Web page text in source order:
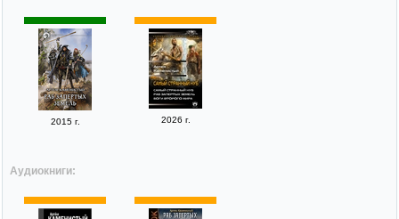
2015 г. 2026 г.
Аудиокниги: